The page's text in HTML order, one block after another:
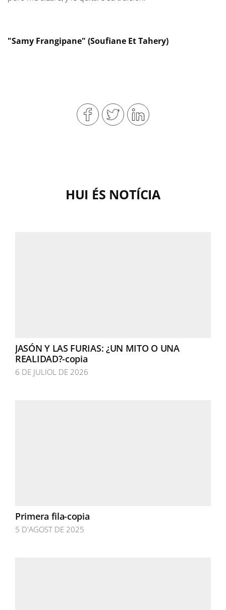
"Samy Frangipane" (Soufiane Et Tahery)
HUI ÉS NOTÍCIA
JASÓN Y LAS FURIAS: ¿UN MITO O UNA
REALIDAD?-copia
6 DE JULIOL DE 2026
Primera fila-copia
5 D'AGOST DE 2025